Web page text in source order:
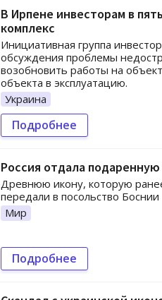
В Ирпене инвесторам в
комплекс
Инициативная группа
обсуждения проблемы
возобновить работы на
объекта в эксплуатацию.
Украина
Подробнее
Россия отдала
Древнюю икону, которую
передали в посольство
Мир
Подробнее